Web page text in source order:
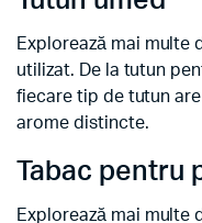
Explorează mai multe
utilizat. De la tutun
fiecare tip de tutun
arome distincte.
Tabac pentru
Explorează mai multe